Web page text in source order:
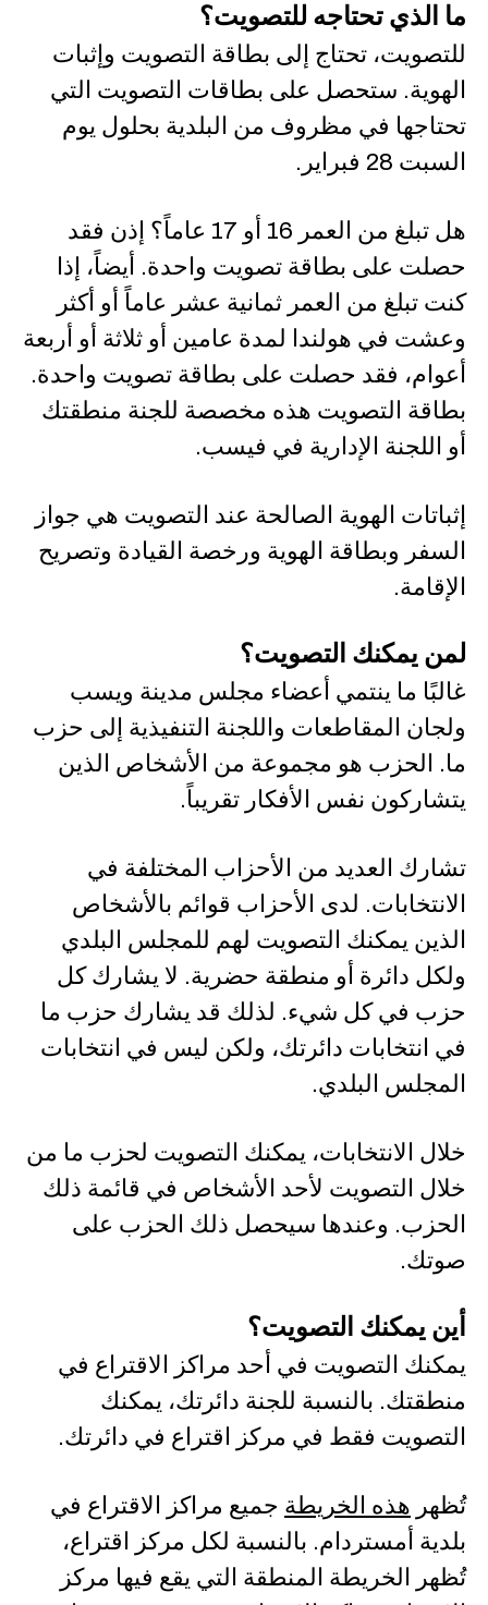
ما الذي تحتاجه للتصويت؟
للتصويت، تحتاج إلى بطاقة التصويت وإثبات
الهوية. ستحصل على بطاقات التصويت التي
تحتاجها في مظروف من البلدية بحلول يوم
السبت 28 فبراير.
هل تبلغ من العمر 16 أو 17 عاماً؟ إذن فقد
حصلت على بطاقة تصويت واحدة. أيضاً، إذا
كنت تبلغ من العمر ثمانية عشر عاماً أو أكثر
وعشت في هولندا لمدة عامين أو ثلاثة أو أربعة
أعوام، فقد حصلت على بطاقة تصويت واحدة.
بطاقة التصويت هذه مخصصة للجنة منطقتك
أو اللجنة الإدارية في فيسب.
إثباتات الهوية الصالحة عند التصويت هي جواز
السفر وبطاقة الهوية ورخصة القيادة وتصريح
الإقامة.
لمن يمكنك التصويت؟
غالبًا ما ينتمي أعضاء مجلس مدينة ويسب
ولجان المقاطعات واللجنة التنفيذية إلى حزب
ما. الحزب هو مجموعة من الأشخاص الذين
يتشاركون نفس الأفكار تقريباً.
تشارك العديد من الأحزاب المختلفة في
الانتخابات. لدى الأحزاب قوائم بالأشخاص
الذين يمكنك التصويت لهم للمجلس البلدي
ولكل دائرة أو منطقة حضرية. لا يشارك كل
حزب في كل شيء. لذلك قد يشارك حزب ما
في انتخابات دائرتك، ولكن ليس في انتخابات
المجلس البلدي.
خلال الانتخابات، يمكنك التصويت لحزب ما من
خلال التصويت لأحد الأشخاص في قائمة ذلك
الحزب. وعندها سيحصل ذلك الحزب على
صوتك.
أين يمكنك التصويت؟
يمكنك التصويت في أحد مراكز الاقتراع في
منطقتك. بالنسبة للجنة دائرتك، يمكنك
التصويت فقط في مركز اقتراع في دائرتك.
تُظهر هذه الخريطة جميع مراكز الاقتراع في
بلدية أمستردام. بالنسبة لكل مركز اقتراع،
تُظهر الخريطة المنطقة التي يقع فيها مركز